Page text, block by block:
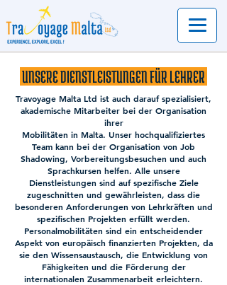
UNSERE DIENSTLEISTUNGEN FÜR LEHRER
Travoyage Malta Ltd ist auch darauf spezialisiert,
akademische Mitarbeiter bei der Organisation
ihrer
Mobilitäten in Malta. Unser hochqualifiziertes
Team kann bei der Organisation von Job
Shadowing, Vorbereitungsbesuchen und auch
Sprachkursen helfen. Alle unsere
Dienstleistungen sind auf spezifische Ziele
zugeschnitten und gewährleisten, dass die
besonderen Anforderungen von Lehrkräften und
spezifischen Projekten erfüllt werden.
Personalmobilitäten sind ein entscheidender
Aspekt von europäisch finanzierten Projekten, da
sie den Wissensaustausch, die Entwicklung von
Fähigkeiten und die Förderung der
internationalen Zusammenarbeit erleichtern.